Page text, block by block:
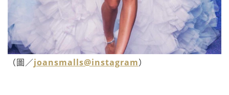
（圖／joansmalls@instagram）